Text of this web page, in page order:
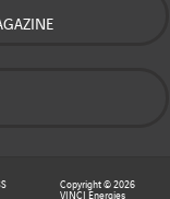
Copyright © 2026
VINCI Energies